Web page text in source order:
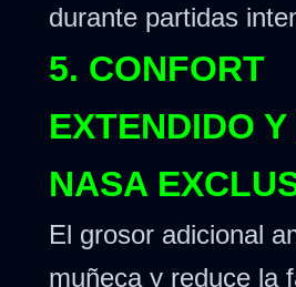
durante partidas
5. CONFORT
EXTENDIDO
NASA
El grosor adicional
muñeca y reduce la